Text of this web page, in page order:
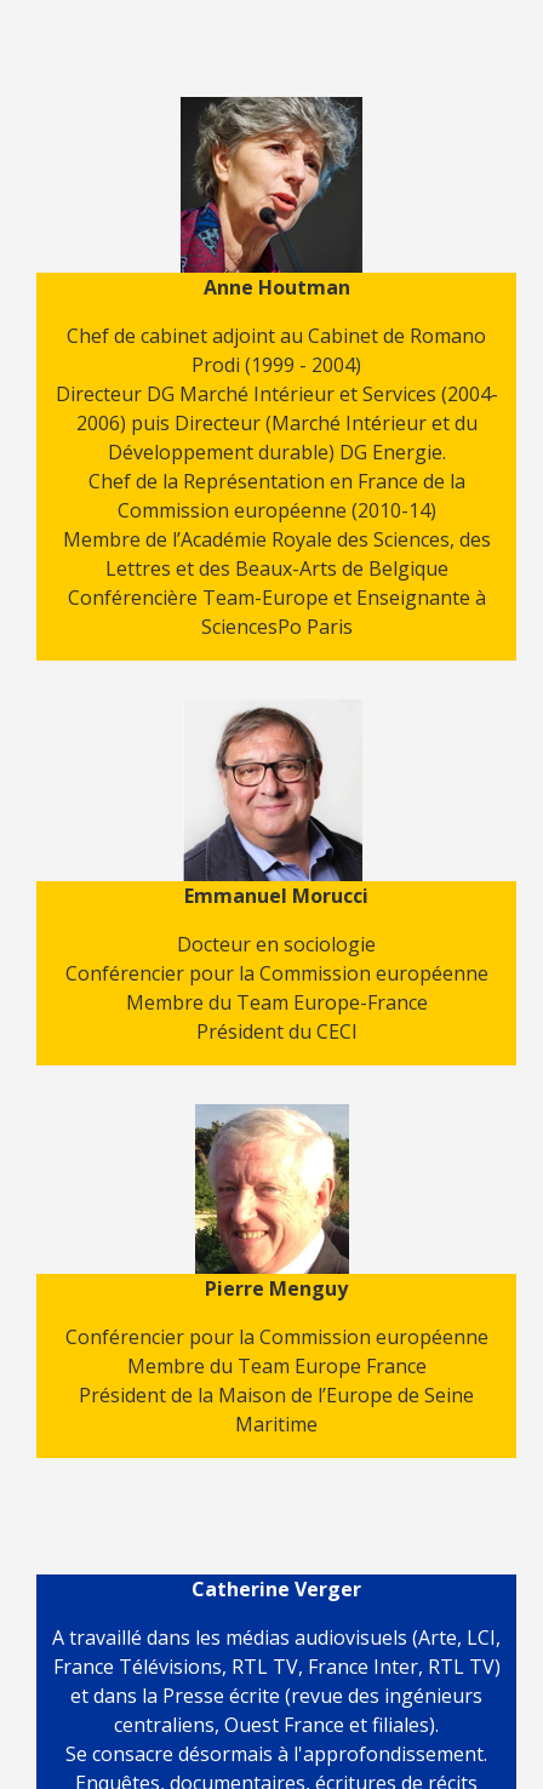
Anne Houtman
Chef de cabinet adjoint au Cabinet de Romano
Prodi (1999 - 2004)
Directeur DG Marché Intérieur et Services (2004-
2006) puis Directeur (Marché Intérieur et du
Développement durable) DG Energie.
Chef de la Représentation en France de la
Commission européenne (2010-14)
Membre de l’Académie Royale des Sciences, des
Lettres et des Beaux-Arts de Belgique
Conférencière Team-Europe et Enseignante à
SciencesPo Paris
Emmanuel Morucci
Docteur en sociologie
Conférencier pour la Commission européenne
Membre du Team Europe-France
Président du CECI
Pierre Menguy
Conférencier pour la Commission européenne
Membre du Team Europe France
Président de la Maison de l’Europe de Seine
Maritime
Catherine Verger
A travaillé dans les médias audiovisuels (Arte, LCI,
France Télévisions, RTL TV, France Inter, RTL TV)
et dans la Presse écrite (revue des ingénieurs
centraliens, Ouest France et filiales).
Se consacre désormais à l'approfondissement.
Enquêtes, documentaires, écritures de récits